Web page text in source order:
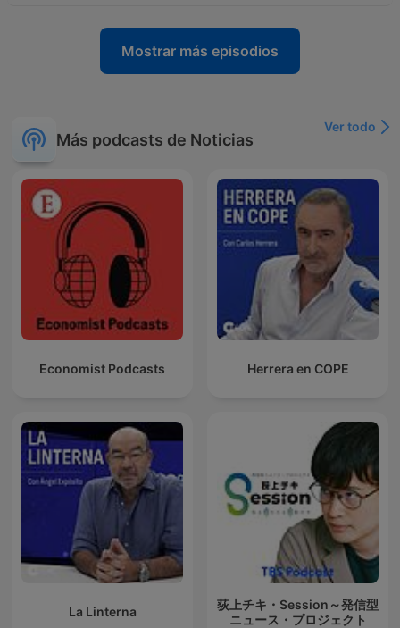
Mostrar más episodios
Más podcasts de Noticias
Ver todo
Economist Podcasts Herrera en COPE
La Linterna
荻上チキ・Session～発信型
ニュース・プロジェクト